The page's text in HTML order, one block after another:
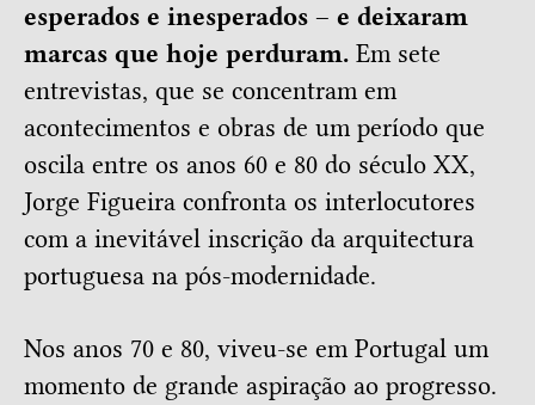
esperados e inesperados – e deixaram
marcas que hoje perduram. Em sete
entrevistas, que se concentram em
acontecimentos e obras de um período que
oscila entre os anos 60 e 80 do século XX,
Jorge Figueira confronta os interlocutores
com a inevitável inscrição da arquitectura
portuguesa na pós-modernidade.
Nos anos 70 e 80, viveu-se em Portugal um
momento de grande aspiração ao progresso.